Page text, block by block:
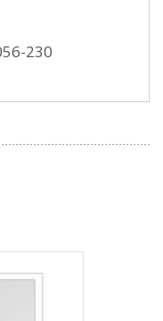
230